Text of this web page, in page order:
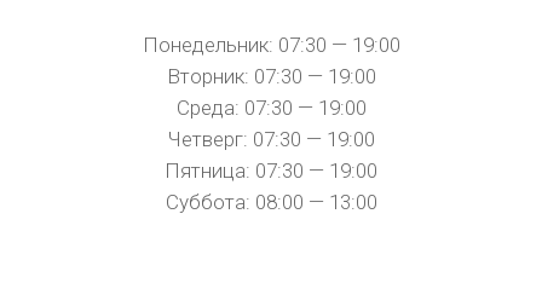
Понедельник: 07:30 — 19:00
Вторник: 07:30 — 19:00
Среда: 07:30 — 19:00
Четверг: 07:30 — 19:00
Пятница: 07:30 — 19:00
Суббота: 08:00 — 13:00